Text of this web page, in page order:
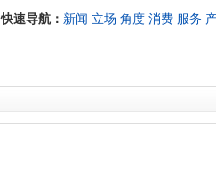
快速导航： 新闻 立场 角度 消费 服务